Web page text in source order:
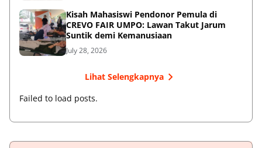
Kisah Mahasiswi Pendonor Pemula di
CREVO FAIR UMPO: Lawan Takut Jarum
Suntik demi Kemanusiaan
July 28, 2026
Lihat Selengkapnya
Failed to load posts.